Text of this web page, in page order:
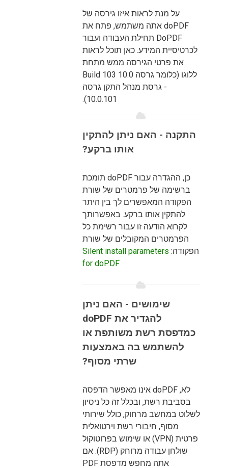
על מנת לראות איזו גירסה של
doPDF אתה משתמש, פתח את
DoPDF תחילת העבודה ועבור
לכרטיסיית המידע. כאן תוכל לראות
את פרטי הגירסה ממש מתחת
ללוגו (כלומר גרסה 10.0 Build 103
- גרסת מנהל התקן גרסה
10.0.101).
התקנה - האם ניתן להתקין
אותו ברקע?
כן, ההגדרה עבור doPDF תומכת
ברשימה של פרמטרים של שורת
הפקודה המאפשרים לך בין היתר
להתקין אותו ברקע. באפשרותך
לקרוא הודעה זו עבור רשימת כל
הפרמטרים המקובלים של שורת
הפקודה: Silent install parameters
for doPDF
שימושים - האם ניתן
להגדיר את doPDF
כמדפסת רשת משותפת או
להשתמש בה באמצעות
שרתי מסוף?
לא, doPDF אינו מאפשר הדפסה
בסביבת רשת, ובכלל זה כל ניסיון
לשלוט במחשב מרחוק, כולל שירותי
מסוף, חיבורי רשת וירטואלית
פרטית (VPN) או שימוש בפרוטוקול
שולחן עבודה מרוחק (RDP). אם
אתה מחפש מדפסת PDF